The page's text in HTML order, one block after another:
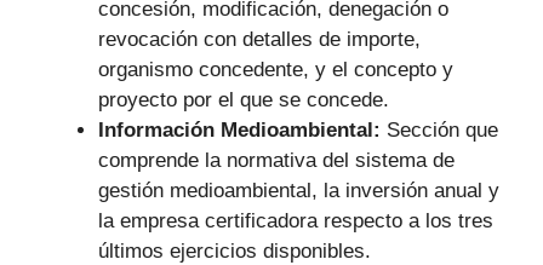
concesión, modificación, denegación o
revocación con detalles de importe,
organismo concedente, y el concepto y
proyecto por el que se concede.
Información Medioambiental: Sección que
comprende la normativa del sistema de
gestión medioambiental, la inversión anual y
la empresa certificadora respecto a los tres
últimos ejercicios disponibles.